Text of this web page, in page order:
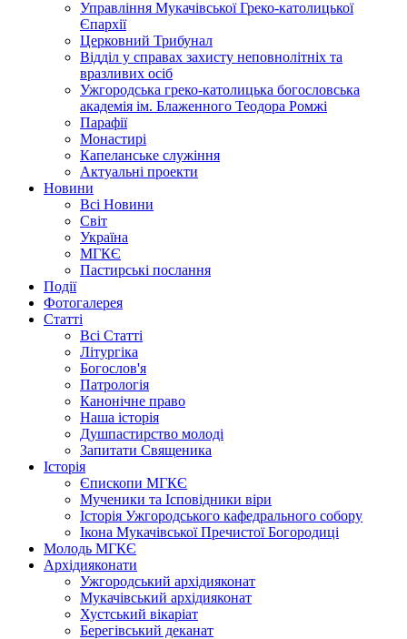
Управління Мукачівської Греко-католицької
Єпархії
Церковний Трибунал
Відділ у справах захисту неповнолітніх та
вразливих осіб
Ужгородська греко-католицька богословська
академія ім. Блаженного Теодора Ромжі
Парафії
Монастирі
Капеланське служіння
Актуальні проекти
Новини
Всі Новини
Світ
Україна
МГКЄ
Пастирські послання
Події
Фотогалерея
Статті
Всі Статті
Літургіка
Богослов'я
Патрологія
Канонічне право
Наша історія
Душпастирство молоді
Запитати Священика
Історія
Єпископи МГКЄ
Мученики та Ісповідники віри
Історія Ужгородського кафедрального собору
Ікона Мукачівської Пречистої Богородиці
Молодь МГКЄ
Архідияконати
Ужгородський архідияконат
Мукачівський архідияконат
Хустський вікаріат
Берегівський деканат